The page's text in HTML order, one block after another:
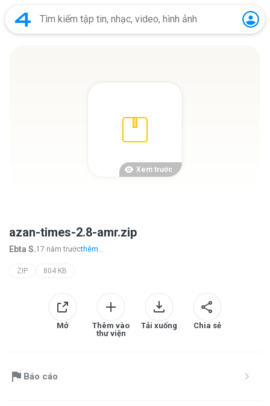
Xem trước
azan-times-2.8-amr.zip
Ebta S.17 năm trướcthêm...
ZIP 804 KB
Mở
Thêm vào
thư viện
Tải xuống Chia sẻ
Báo cáo